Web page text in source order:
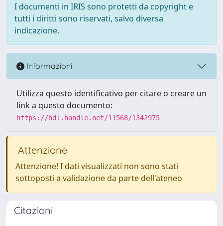
I documenti in IRIS sono protetti da copyright e
tutti i diritti sono riservati, salvo diversa
indicazione.
Informazioni
Utilizza questo identificativo per citare o creare un
link a questo documento:
https://hdl.handle.net/11568/1342975
Attenzione
Attenzione! I dati visualizzati non sono stati
sottoposti a validazione da parte dell'ateneo
Citazioni